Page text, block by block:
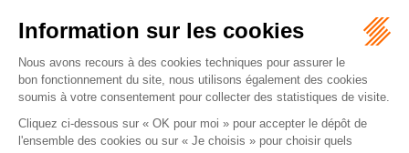
CABINET SECONDAIRE
2 bis Avenue de l'Europe
33350 ST MAGNE-DE-CASTILLON
Tél :05 57 55 87 30 - Fax : 05 57 51 73 64
Email :gaucher-piola@gaucher-piola-avocat.fr